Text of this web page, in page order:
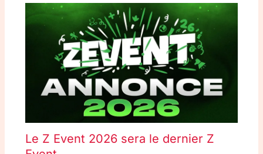
Le Z Event 2026 sera le dernier Z